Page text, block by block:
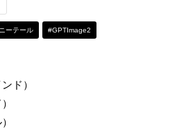
ーテール #GPTImage2
ド）